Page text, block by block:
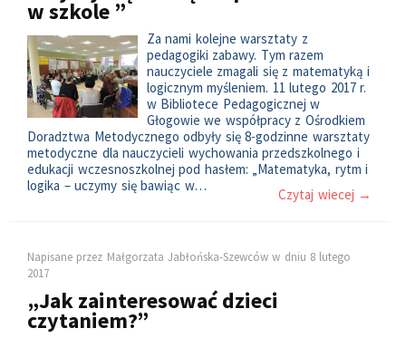
w szkole ”
Za nami kolejne warsztaty z
pedagogiki zabawy. Tym razem
nauczyciele zmagali się z matematyką i
logicznym myśleniem. 11 lutego 2017 r.
w Bibliotece Pedagogicznej w
Głogowie we współpracy z Ośrodkiem
Doradztwa Metodycznego odbyły się 8-godzinne warsztaty
metodyczne dla nauczycieli wychowania przedszkolnego i
edukacji wczesnoszkolnej pod hasłem: „Matematyka, rytm i
logika – uczymy się bawiąc w…
Czytaj wiecej →
Napisane przez Małgorzata Jabłońska-Szewcóww dniu 8 lutego
2017
„Jak zainteresować dzieci
czytaniem?”